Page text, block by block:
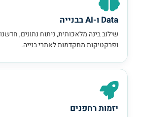
Data ו-AI בבנייה
שילוב בינה מלאכותית, ניתוח נתונים,
ופרקטיקות מתקדמות לאתרי בנייה.
יזמות רחפנים